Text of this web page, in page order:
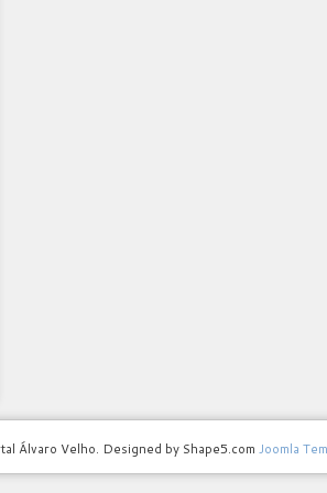
Álvaro Velho. Designed by Shape5.com Joomla